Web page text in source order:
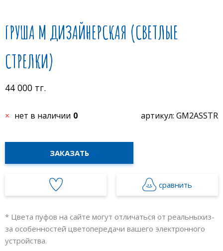
ГРУША M ДИЗАЙНЕРСКАЯ (СВЕТЛЫЕ
СТРЕЛКИ)
44 000 тг.
нет в наличии 0 артикул: GM2ASSTR
ЗАКАЗАТЬ
сравнить
* Цвета пуфов на сайте могут отличаться от реальныхиз-
за особенностей цветопередачи вашего электронного
устройства.